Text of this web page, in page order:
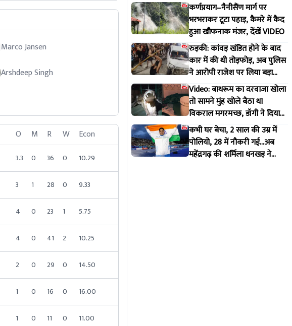
Marco Jansen
Arshdeep Singh
O M R W Econ
3.3 0 36 0 10.29
3 1 28 0 9.33
4 0 23 1 5.75
4 0 41 2 10.25
2 0 29 0 14.50
1 0 16 0 16.00
1 0 11 0 11.00
कर्णप्रयाग–नैनीसैंण मार्ग पर
भरभराकर टूटा पहाड़, कैमरे में कैद
हुआ खौफनाक मंजर, देंखें VIDEO
रुड़की: कांवड़ खंडित होने के बाद
कार में की थी तोड़फोड़, अब पुलिस
ने आरोपी राजेश पर लिया बड़ा
एक्शन
Video: बाथरूम का दरवाजा खोला
तो सामने मुंह खोले बैठा था
विकराल मगरमच्छ, डॉगी ने दिया
मकान मालिक को इशारा
कभी घर बेचा, 2 साल की उम्र में
पोलियो, 28 में नौकरी गई...अब
महेंद्रगढ़ की शर्मिला धनखड़ ने